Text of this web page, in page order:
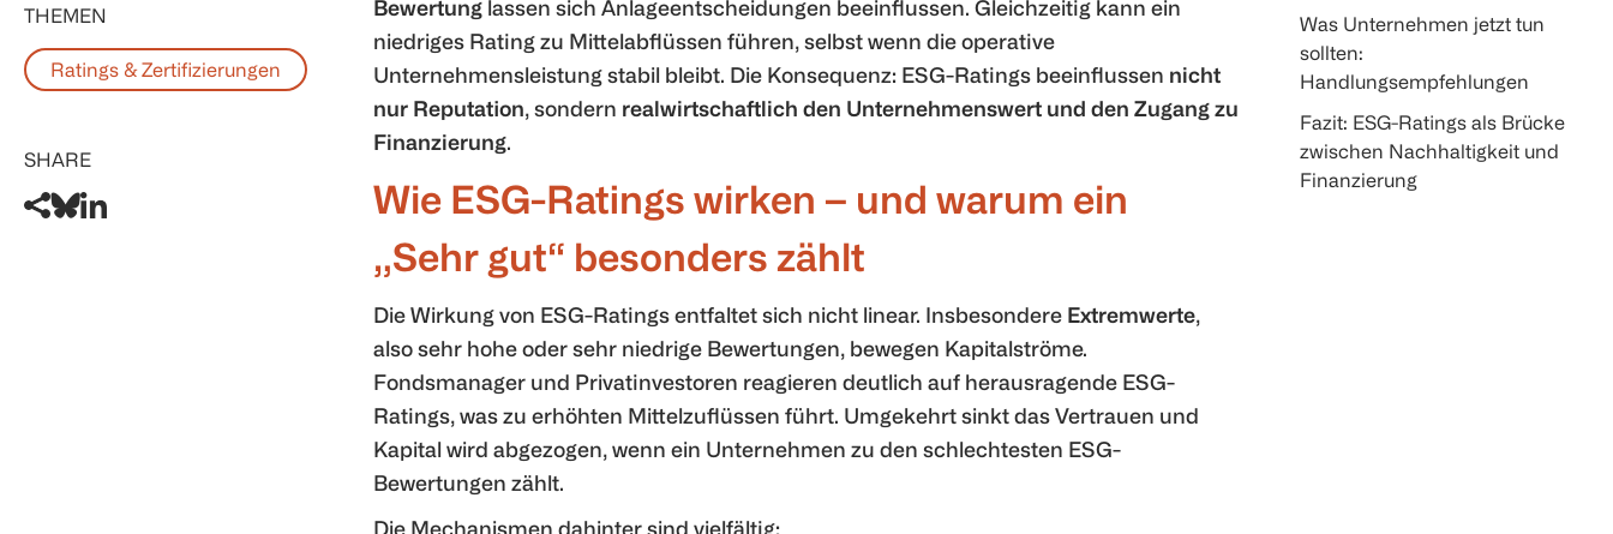
THEMEN
Ratings & Zertifizierungen
SHARE
Bewertunglassen sich Anlageentscheidungen beeinflussen. Gleichzeitig kann ein
niedriges Rating zu Mittelabflüssen führen, selbst wenn die operative
Unternehmensleistung stabil bleibt. Die Konsequenz: ESG-Ratings beeinflussen nicht
nur Reputation, sondern realwirtschaftlich den Unternehmenswert und den Zugang zu
Finanzierung.
Wie ESG-Ratings wirken – und warum ein
„Sehr gut“ besonders zählt
Die Wirkung von ESG-Ratings entfaltet sich nicht linear. Insbesondere Extremwerte,
also sehr hohe oder sehr niedrige Bewertungen, bewegen Kapitalströme.
Fondsmanager und Privatinvestoren reagieren deutlich auf herausragende ESG-
Ratings, was zu erhöhten Mittelzuflüssen führt. Umgekehrt sinkt das Vertrauen und
Kapital wird abgezogen, wenn ein Unternehmen zu den schlechtesten ESG-
Bewertungen zählt.
Die Mechanismen dahinter sind vielfältig:
Was Unternehmen jetzt tun
sollten:
Handlungsempfehlungen
Fazit: ESG-Ratings als Brücke
zwischen Nachhaltigkeit und
Finanzierung